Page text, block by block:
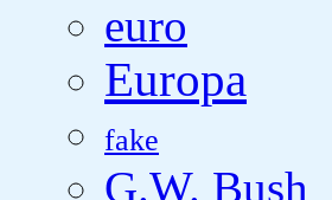
euro
Europa
fake
G.W. Bush